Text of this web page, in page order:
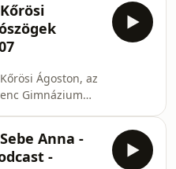
humorista?
egy
és miben
fellépés egy
Tanítható-e a
egy
https://www.bolyai.hu/ Facebook
Ágoston, az
Gimnázium
pályakezdő
miért
Anna -
-